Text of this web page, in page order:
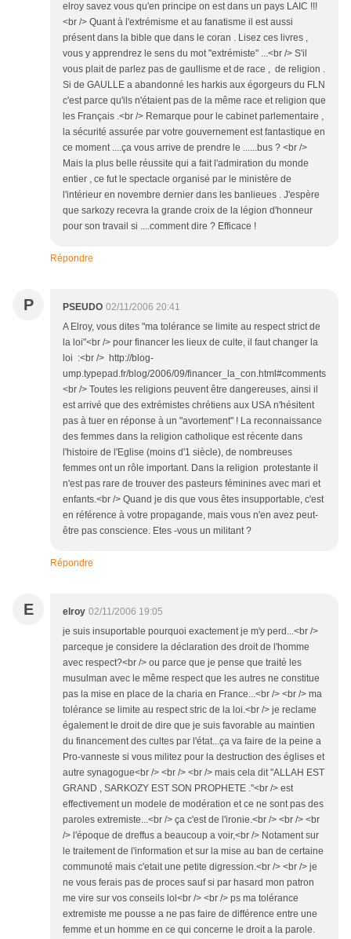
elroy savez vous qu'en principe on est dans un pays LAIC !!!
<br /> Quant à l'extrémisme et au fanatisme il est aussi
présent dans la bible que dans le coran . Lisez ces livres ,
vous y apprendrez le sens du mot "extrémiste" ...<br /> S'il
vous plait de parlez pas de gaullisme et de race , de religion .
Si de GAULLE a abandonné les harkis aux égorgeurs du FLN
c'est parce qu'ils n'étaient pas de la même race et religion que
les Français .<br /> Remarque pour le cabinet parlementaire ,
la sécurité assurée par votre gouvernement est fantastique en
ce moment ....ça vous arrive de prendre le ......bus ? <br />
Mais la plus belle réussite qui a fait l'admiration du monde
entier , ce fut le spectacle organisé par le ministère de
l'intérieur en novembre dernier dans les banlieues . J'espère
que sarkozy recevra la grande croix de la légion d'honneur
pour son travail si ....comment dire ? Efficace !
Répondre
P PSEUDO 02/11/2006 20:41
A Elroy, vous dites "ma tolérance se limite au respect strict de
la loi"<br /> pour financer les lieux de culte, il faut changer la
loi :<br /> http://blog-
ump.typepad.fr/blog/2006/09/financer_la_con.html#comments
<br /> Toutes les religions peuvent être dangereuses, ainsi il
est arrivé que des extrémistes chrétiens aux USA n'hésitent
pas à tuer en réponse à un "avortement" ! La reconnaissance
des femmes dans la religion catholique est récente dans
l'histoire de l'Eglise (moins d'1 siècle), de nombreuses
femmes ont un rôle important. Dans la religion protestante il
n'est pas rare de trouver des pasteurs féminines avec mari et
enfants.<br /> Quand je dis que vous êtes insupportable, c'est
en référence à votre propagande, mais vous n'en avez peut-
être pas conscience. Etes -vous un militant ?
Répondre
E elroy 02/11/2006 19:05
je suis insuportable pourquoi exactement je m'y perd...<br />
parceque je considere la déclaration des droit de l'homme
avec respect?<br /> ou parce que je pense que traité les
musulman avec le même respect que les autres ne constitue
pas la mise en place de la charia en France...<br /> <br /> ma
tolérance se limite au respect stric de la loi.<br /> je reclame
également le droit de dire que je suis favorable au maintien
du financement des cultes par l'état...ça va faire de la peine a
Pro-vanneste si vous militez pour la destruction des églises et
autre synagogue<br /> <br /> <br /> mais cela dit "ALLAH EST
GRAND , SARKOZY EST SON PROPHETE ."<br /> est
effectivement un modele de modération et ce ne sont pas des
paroles extremiste...<br /> ça c'est de l'ironie.<br /> <br /> <br
/> l'époque de dreffus a beaucoup a voir,<br /> Notament sur
le traitement de l'information et sur la mise au ban de certaine
communoté mais c'etait une petite digression.<br /> <br /> je
ne vous ferais pas de proces sauf si par hasard mon patron
me vire sur vos conseils lol<br /> <br /> ps ma tolérance
extremiste me pousse a ne pas faire de différence entre une
femme et un homme en ce qui concerne le droit a la parole.